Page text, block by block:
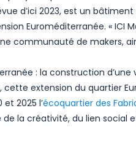
d’ici 2023, est un
Euroméditerranée. « ICI
communauté de makers,
: la construction d’une
extension du quartier
2025 l’écoquartier des
la créativité, du lien social